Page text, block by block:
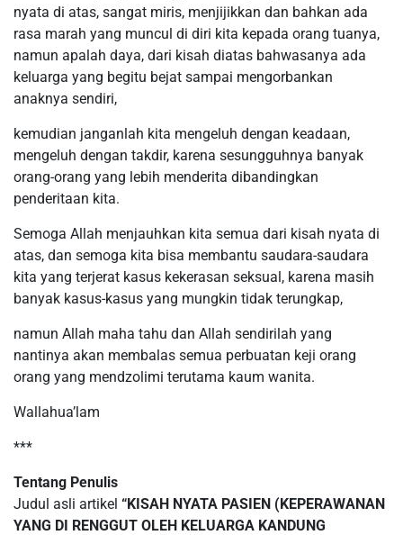
nyata di atas, sangat miris, menjijikkan dan bahkan ada
rasa marah yang muncul di diri kita kepada orang tuanya,
namun apalah daya, dari kisah diatas bahwasanya ada
keluarga yang begitu bejat sampai mengorbankan
anaknya sendiri,
kemudian janganlah kita mengeluh dengan keadaan,
mengeluh dengan takdir, karena sesungguhnya banyak
orang-orang yang lebih menderita dibandingkan
penderitaan kita.
Semoga Allah menjauhkan kita semua dari kisah nyata di
atas, dan semoga kita bisa membantu saudara-saudara
kita yang terjerat kasus kekerasan seksual, karena masih
banyak kasus-kasus yang mungkin tidak terungkap,
namun Allah maha tahu dan Allah sendirilah yang
nantinya akan membalas semua perbuatan keji orang
orang yang mendzolimi terutama kaum wanita.
Wallahua’lam
***
Tentang Penulis
Judul asli artikel “KISAH NYATA PASIEN (KEPERAWANAN
YANG DI RENGGUT OLEH KELUARGA KANDUNG